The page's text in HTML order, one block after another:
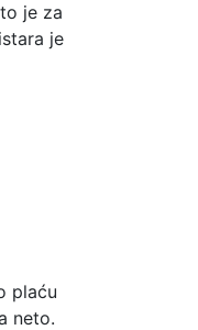
je za
je
plaću
neto.